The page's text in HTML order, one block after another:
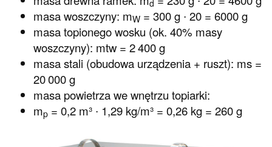
d
masa woszczyny: mW = 300 g ∙ 20 = 6000 g
masa topionego wosku (ok. 40% masy
woszczyny): mtw = 2 400 g
masa stali (obudowa urządzenia + ruszt): ms =
20 000 g
masa powietrza we wnętrzu topiarki:
mp = 0,2 m³ ∙ 1,29 kg/m³ = 0,26 kg = 260 g